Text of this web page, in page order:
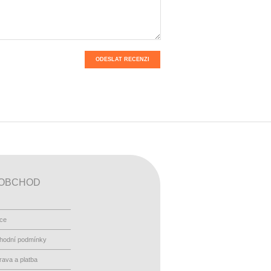
ODESLAT RECENZI
podmínky
a platba